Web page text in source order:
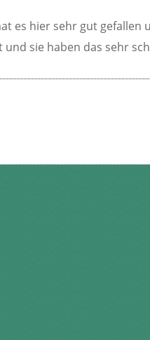
es hier sehr gut
sie haben das sehr